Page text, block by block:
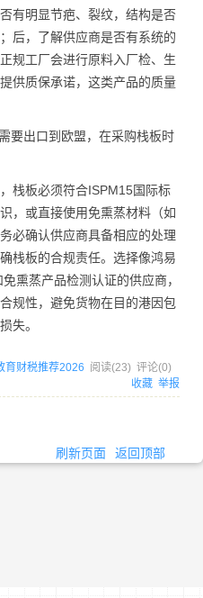
有明显节疤、裂纹，结构是否
后，了解供应商是否有系统的
规工厂会进行原料入厂检、生
供质保承诺，这类产品的质量
要出口到欧盟，在采购栈板时
栈板必须符合ISPM15国际标
，或直接使用免熏蒸材料（如
必确认供应商具备相应的处理
栈板的合规责任。选择像鸿易
熏蒸产品检测认证的供应商，
规性，避免货物在目的港因包
失。
育财税推荐2026 阅读(23) 评论(0)
收藏 举报
刷新页面 返回顶部